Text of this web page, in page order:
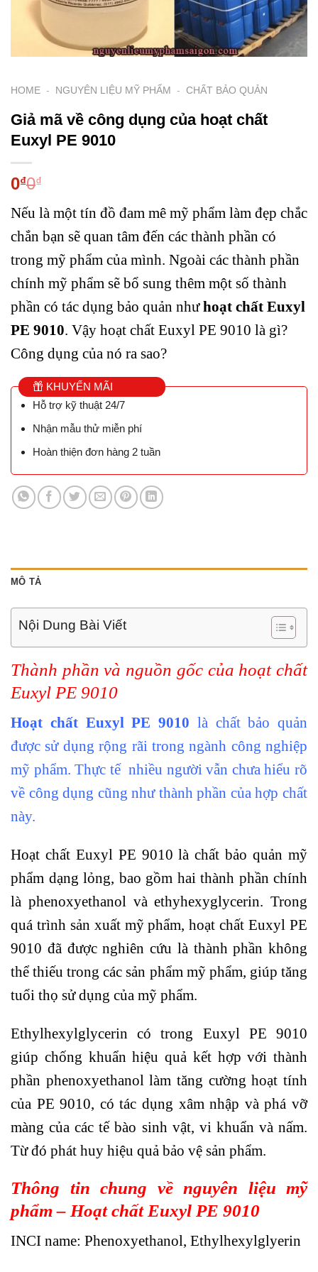
HOME - NGUYÊN LIỆU MỸ PHẨM - CHẤT BẢO QUẢN
Giả mã về công dụng của hoạt chất
Euxyl PE 9010
0₫0₫
Nếu là một tín đồ đam mê mỹ phẩm làm đẹp chắc
chắn bạn sẽ quan tâm đến các thành phần có
trong mỹ phẩm của mình. Ngoài các thành phần
chính mỹ phẩm sẽ bổ sung thêm một số thành
phần có tác dụng bảo quản nhưhoạt chất Euxyl
PE 9010. Vậy hoạt chất Euxyl PE 9010 là gì?
Công dụng của nó ra sao?
KHUYẾN MÃI
Hỗ trợ kỹ thuật 24/7
Nhận mẫu thử miễn phí
Hoàn thiện đơn hàng 2 tuần
MÔ TẢ
Nội Dung Bài Viết
Thành phần và nguồn gốc của hoạt chất
Euxyl PE 9010
Hoạt chất Euxyl PE 9010 là chất bảo quản
được sử dụng rộng rãi trong ngành công nghiệp
mỹ phẩm. Thực tế nhiều người vẫn chưa hiểu rõ
về công dụng cũng như thành phần của hợp chất
này.
Hoạt chất Euxyl PE 9010 là chất bảo quản mỹ
phẩm dạng lỏng, bao gồm hai thành phần chính
là phenoxyethanol và ethyhexyglycerin. Trong
quá trình sản xuất mỹ phẩm,hoạt chất Euxyl PE
9010 đã được nghiên cứu là thành phần không
thể thiếu trong các sản phẩm mỹ phẩm, giúp tăng
tuổi thọ sử dụng của mỹ phẩm.
Ethylhexylglycerin có trong Euxyl PE 9010
giúp chống khuẩn hiệu quả kết hợp với thành
phần phenoxyethanol làm tăng cường hoạt tính
của PE 9010, có tác dụng xâm nhập và phá vỡ
màng của các tế bào sinh vật, vi khuẩn và nấm.
Từ đó phát huy hiệu quả bảo vệ sản phẩm.
Thông tin chung về nguyên liệu mỹ
phẩm – Hoạt chất Euxyl PE 9010
INCI name: Phenoxyethanol, Ethylhexylglyerin